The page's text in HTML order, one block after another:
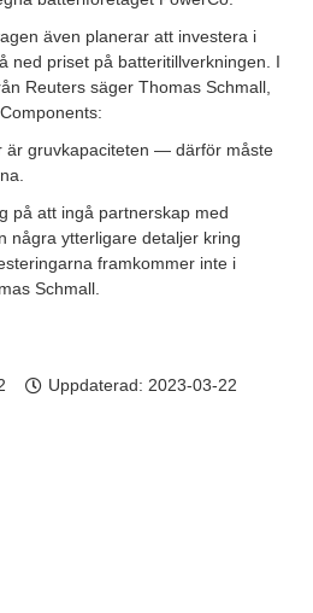
även planerar att investera i
ned priset på batteritillverkningen. I
Reuters säger Thomas Schmall,
gruvkapaciteten — därför måste
på att ingå partnerskap med
några ytterligare detaljer kring
framkommer inte i
Schmall.
Uppdaterad: 2023-03-22